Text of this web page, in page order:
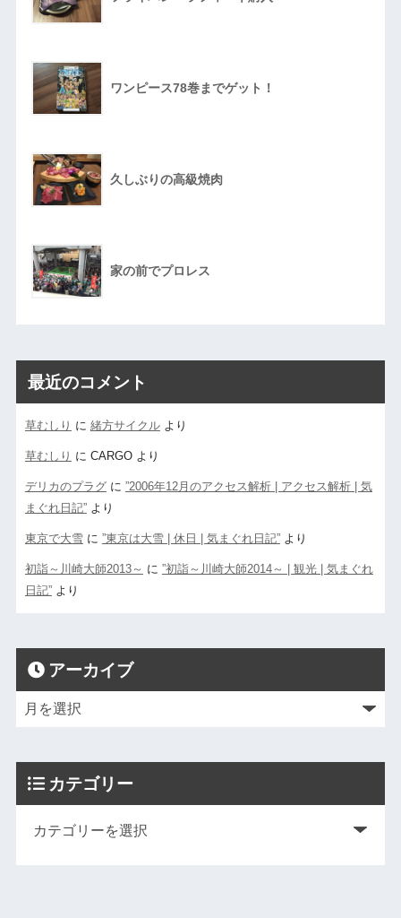
ワンピース78巻までゲット！
久しぶりの高級焼肉
家の前でプロレス
最近のコメント
草むしり に 緒方サイクルより
草むしり に CARGOより
デリカのプラグに ”2006年12月のアクセス解析 | アクセス解析 | 気
まぐれ日記”より
東京で大雪に ”東京は大雪 | 休日 | 気まぐれ日記”より
初詣～川崎大師2013～ に ”初詣～川崎大師2014～ | 観光 | 気まぐれ
日記”より
アーカイブ
カテゴリー